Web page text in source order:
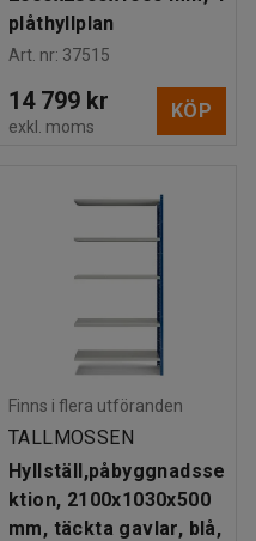
plåthyllplan
Art. nr: 37515
14 799 kr
exkl. moms
KÖP
Finns i flera utföranden
TALLMOSSEN
Hyllställ,påbyggnadsse
ktion, 2100x1030x500
mm, täckta gavlar, blå,